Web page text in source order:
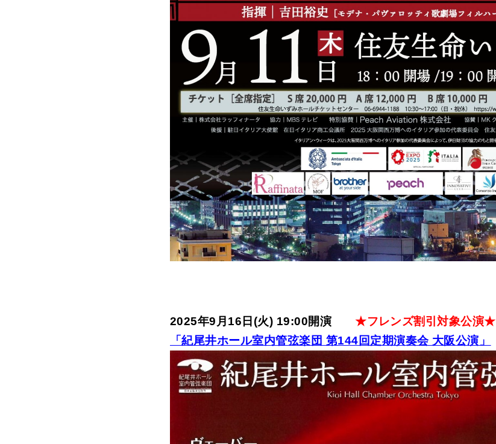
2025年9月16日(火) 19:00開演★フレンズ割引対象公演★
「紀尾井ホール室内管弦楽団 第144回定期演奏会 大阪公演」